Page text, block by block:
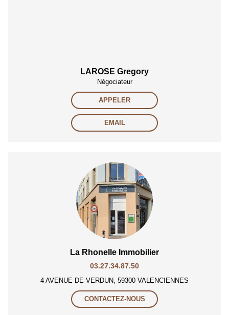
LAROSE Gregory
Négociateur
APPELER
EMAIL
La Rhonelle Immobilier
03.27.34.87.50
4 AVENUE DE VERDUN, 59300 VALENCIENNES
CONTACTEZ-NOUS